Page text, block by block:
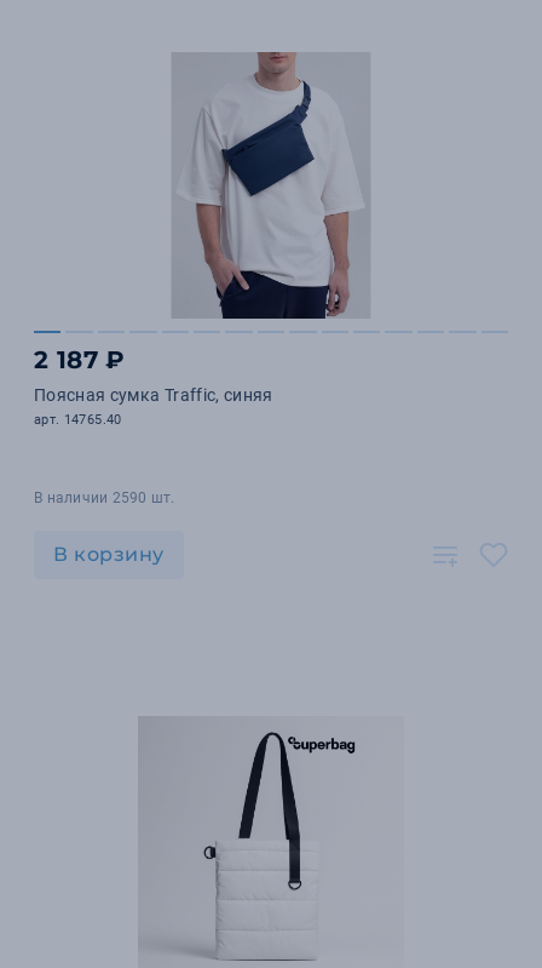
2 187 ₽
Поясная сумка Traffic, синяя
арт. 14765.40
В наличии 2590 шт.
В корзину